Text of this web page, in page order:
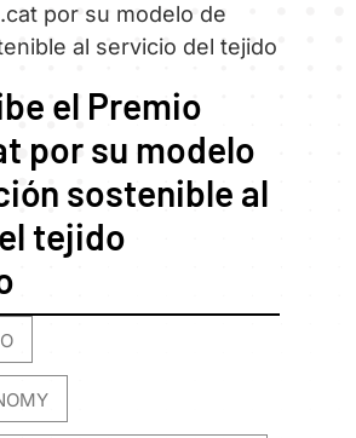
por su modelo de
al servicio del tejido
el Premio
por su modelo
sostenible al
tejido